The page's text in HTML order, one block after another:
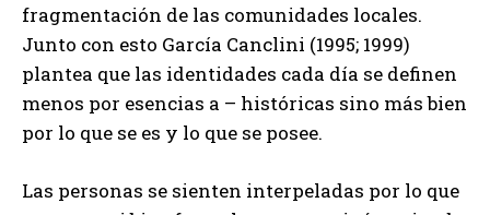
fragmentación de las comunidades locales.
Junto con esto García Canclini (1995; 1999)
plantea que las identidades cada día se definen
menos por esencias a – históricas sino más bien
por lo que se es y lo que se posee.
Las personas se sienten interpeladas por lo que